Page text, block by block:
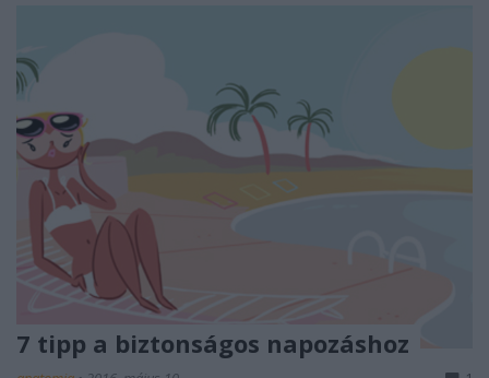
7 tipp a biztonságos napozáshoz